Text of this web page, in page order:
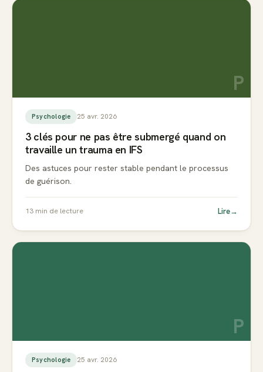
P
Psychologie 25 avr. 2026
3 clés pour ne pas être submergé quand on
travaille un trauma en IFS
Des astuces pour rester stable pendant le processus
de guérison.
13 min de lecture Lire→
P
Psychologie 25 avr. 2026